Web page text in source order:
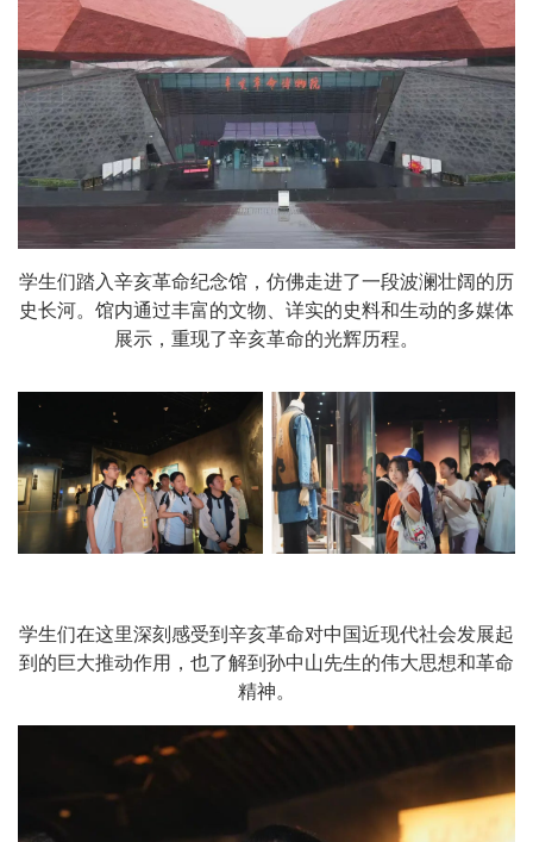
学生们踏入辛亥革命纪念馆，仿佛走进了一段波澜壮阔的历
史长河。馆内通过丰富的文物、详实的史料和生动的多媒体
展示，重现了辛亥革命的光辉历程。
学生们在这里深刻感受到辛亥革命对中国近现代社会发展起
到的巨大推动作用，也了解到孙中山先生的伟大思想和革命
精神。